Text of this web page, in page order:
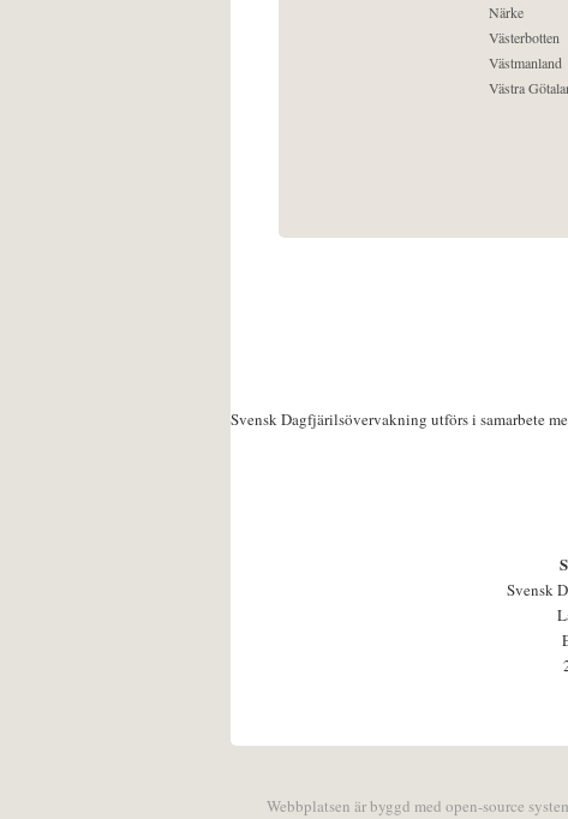
Närke
Västerbotten
Västmanland
Västra
Svensk Dagfjärilsövervakning utförs i samarbete
Svensk
Webbplatsen är byggd med open-source